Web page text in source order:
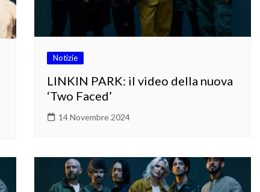
Notizie
LINKIN PARK: il video della nuova
‘Two Faced’
14 Novembre 2024